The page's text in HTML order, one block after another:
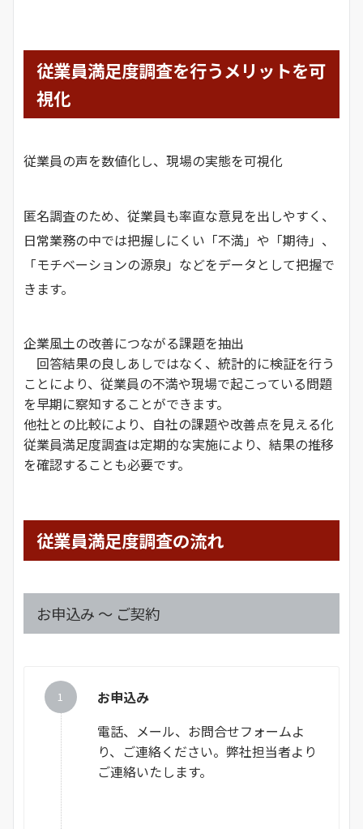
従業員満足度調査を行うメリットを可
視化
従業員の声を数値化し、現場の実態を可視化
匿名調査のため、従業員も率直な意見を出しやすく、
日常業務の中では把握しにくい「不満」や「期待」、
「モチベーションの源泉」などをデータとして把握で
きます。
企業風土の改善につながる課題を抽出
回答結果の良しあしではなく、統計的に検証を行う
ことにより、従業員の不満や現場で起こっている問題
を早期に察知することができます。
他社との比較により、自社の課題や改善点を見える化
従業員満足度調査は定期的な実施により、結果の推移
を確認することも必要です。
従業員満足度調査の流れ
お申込み ～ ご契約
お申込み
電話、メール、お問合せフォームよ
り、ご連絡ください。弊社担当者より
ご連絡いたします。